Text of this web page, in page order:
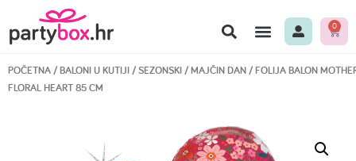
0
POČETNA/BALONI U KUTIJI/SEZONSKI/MAJČIN DAN/ FOLIJA BALON
FLORAL HEART 85 CM